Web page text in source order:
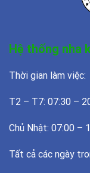
Hệ thống nha
Thời gian làm việc:
T2 – T7: 07:30 –
Chủ Nhật: 07:00 –
Tất cả các ngày